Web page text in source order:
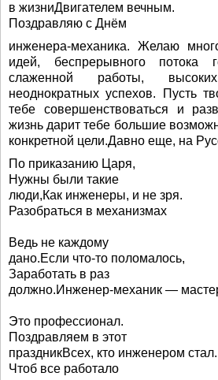
в жизниДвигателем вечным.
Поздравляю с Днём
инженера-механика. Желаю
идей, беспрерывного потока
слаженной работы,
неоднократных успехов. Пусть
тебе совершенствоваться и
жизнь дарит тебе большие
конкретной цели.Давно еще, на
По приказанию Царя,
Нужны были такие
люди,Как инженеры, и не зря.
Разобраться в механизмах
Ведь не каждому
дано.Если что-то поломалось,
Заработать в раз
должно.Инженер-механик —
Это профессионал.
Поздравляем в этот
праздникВсех, кто инженером стал.
Чтоб все работало